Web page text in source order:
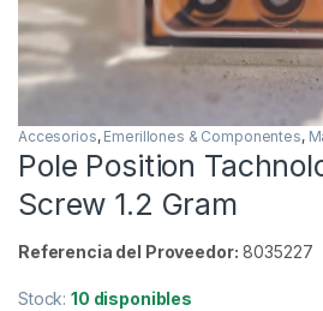
Accesorios, Emerillones & Componentes,
Pole Position
Screw 1.2 Gram
Referencia del Proveedor: 8035227
Stock:10 disponibles